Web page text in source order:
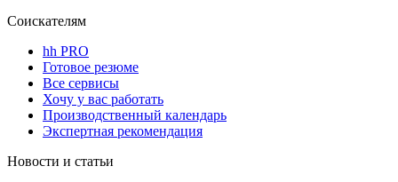
Соискателям
hh PRO
Готовое резюме
Все сервисы
Хочу у вас работать
Производственный календарь
Экспертная рекомендация
Новости и статьи